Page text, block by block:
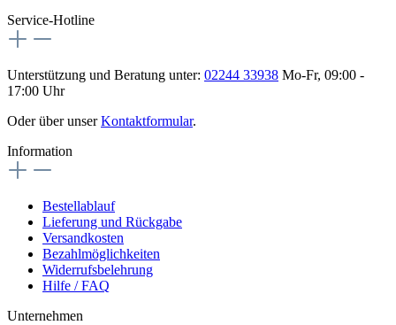
Service-Hotline
Unterstützung und Beratung unter: 02244 33938 Mo-Fr, 09:00 -
17:00 Uhr
Oder über unserKontaktformular.
Information
Bestellablauf
Lieferung und Rückgabe
Versandkosten
Bezahlmöglichkeiten
Widerrufsbelehrung
Hilfe / FAQ
Unternehmen